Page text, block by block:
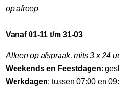
op afroep
Vanaf 01-11 t/m 31-03
Alleen op afspraak, mits 3 x 24
Weekends en Feestdagen:
Werkdagen: tussen 07:00 en